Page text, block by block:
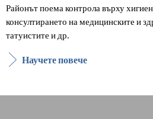
Районът поема контрола върху
консултирането на медицинските и
татуистите и др.
Научете повече